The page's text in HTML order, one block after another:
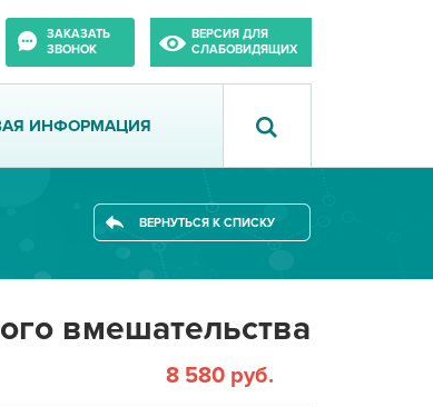
ЗАКАЗАТЬ
ЗВОНОК
ВЕРСИЯ ДЛЯ
СЛАБОВИДЯЩИХ
ИНФОРМАЦИЯ
ВЕРНУТЬСЯ К СПИСКУ
вмешательства
8 580 руб.